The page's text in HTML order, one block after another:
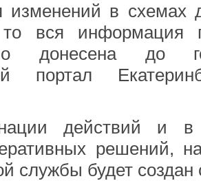
изменений в схемах
то вся информация
донесена до
портал
действий и в
решений,
службы будет